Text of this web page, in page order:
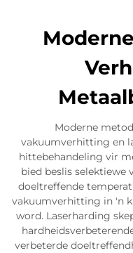
Moderne
vakuumverhitting en
hittebehandeling vir
bied beslis selektiewe
doeltreffende
vakuumverhitting in 'n
word. Laserharding
verbeterde